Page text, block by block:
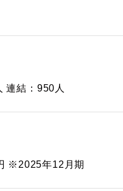
連結：950人
※2025年12月期